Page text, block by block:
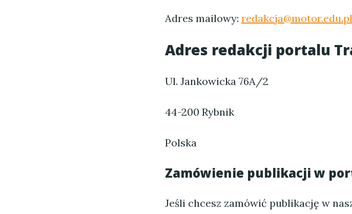
Adres mailowy: redakcja@motor.edu.pl
Adres redakcji portalu
Ul. Jankowicka 76A/2
44-200 Rybnik
Polska
Zamówienie publikacji w
Jeśli chcesz zamówić publikację w